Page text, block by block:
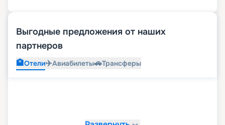
Выгодные предложения от наших
партнеров
🏨Отели✈️Авиабилеты🚗Трансферы